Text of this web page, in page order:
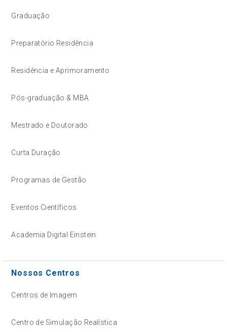
Graduação
Preparatório Residência
Residência e Aprimoramento
Pós-graduação & MBA
Mestrado e Doutorado
Curta Duração
Programas de Gestão
Eventos Científicos
Academia Digital Einstein
Nossos Centros
Centros de Imagem
Centro de Simulação Realística